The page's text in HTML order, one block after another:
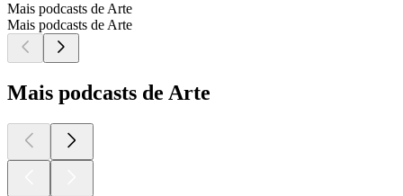
Mais podcasts de Arte
Mais podcasts de Arte
Mais podcasts de Arte